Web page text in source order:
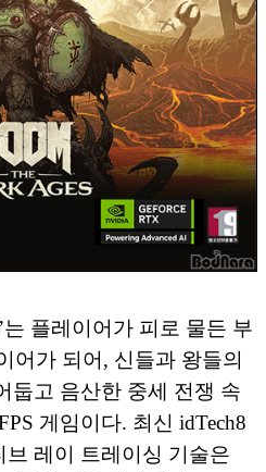
는 플레이어가 피로 물든 부
어가 되어, 신들과 왕들의
둡고 음산한 중세 전쟁 속
게임이다. 최신 idTech8
레이 트레이싱 기술은